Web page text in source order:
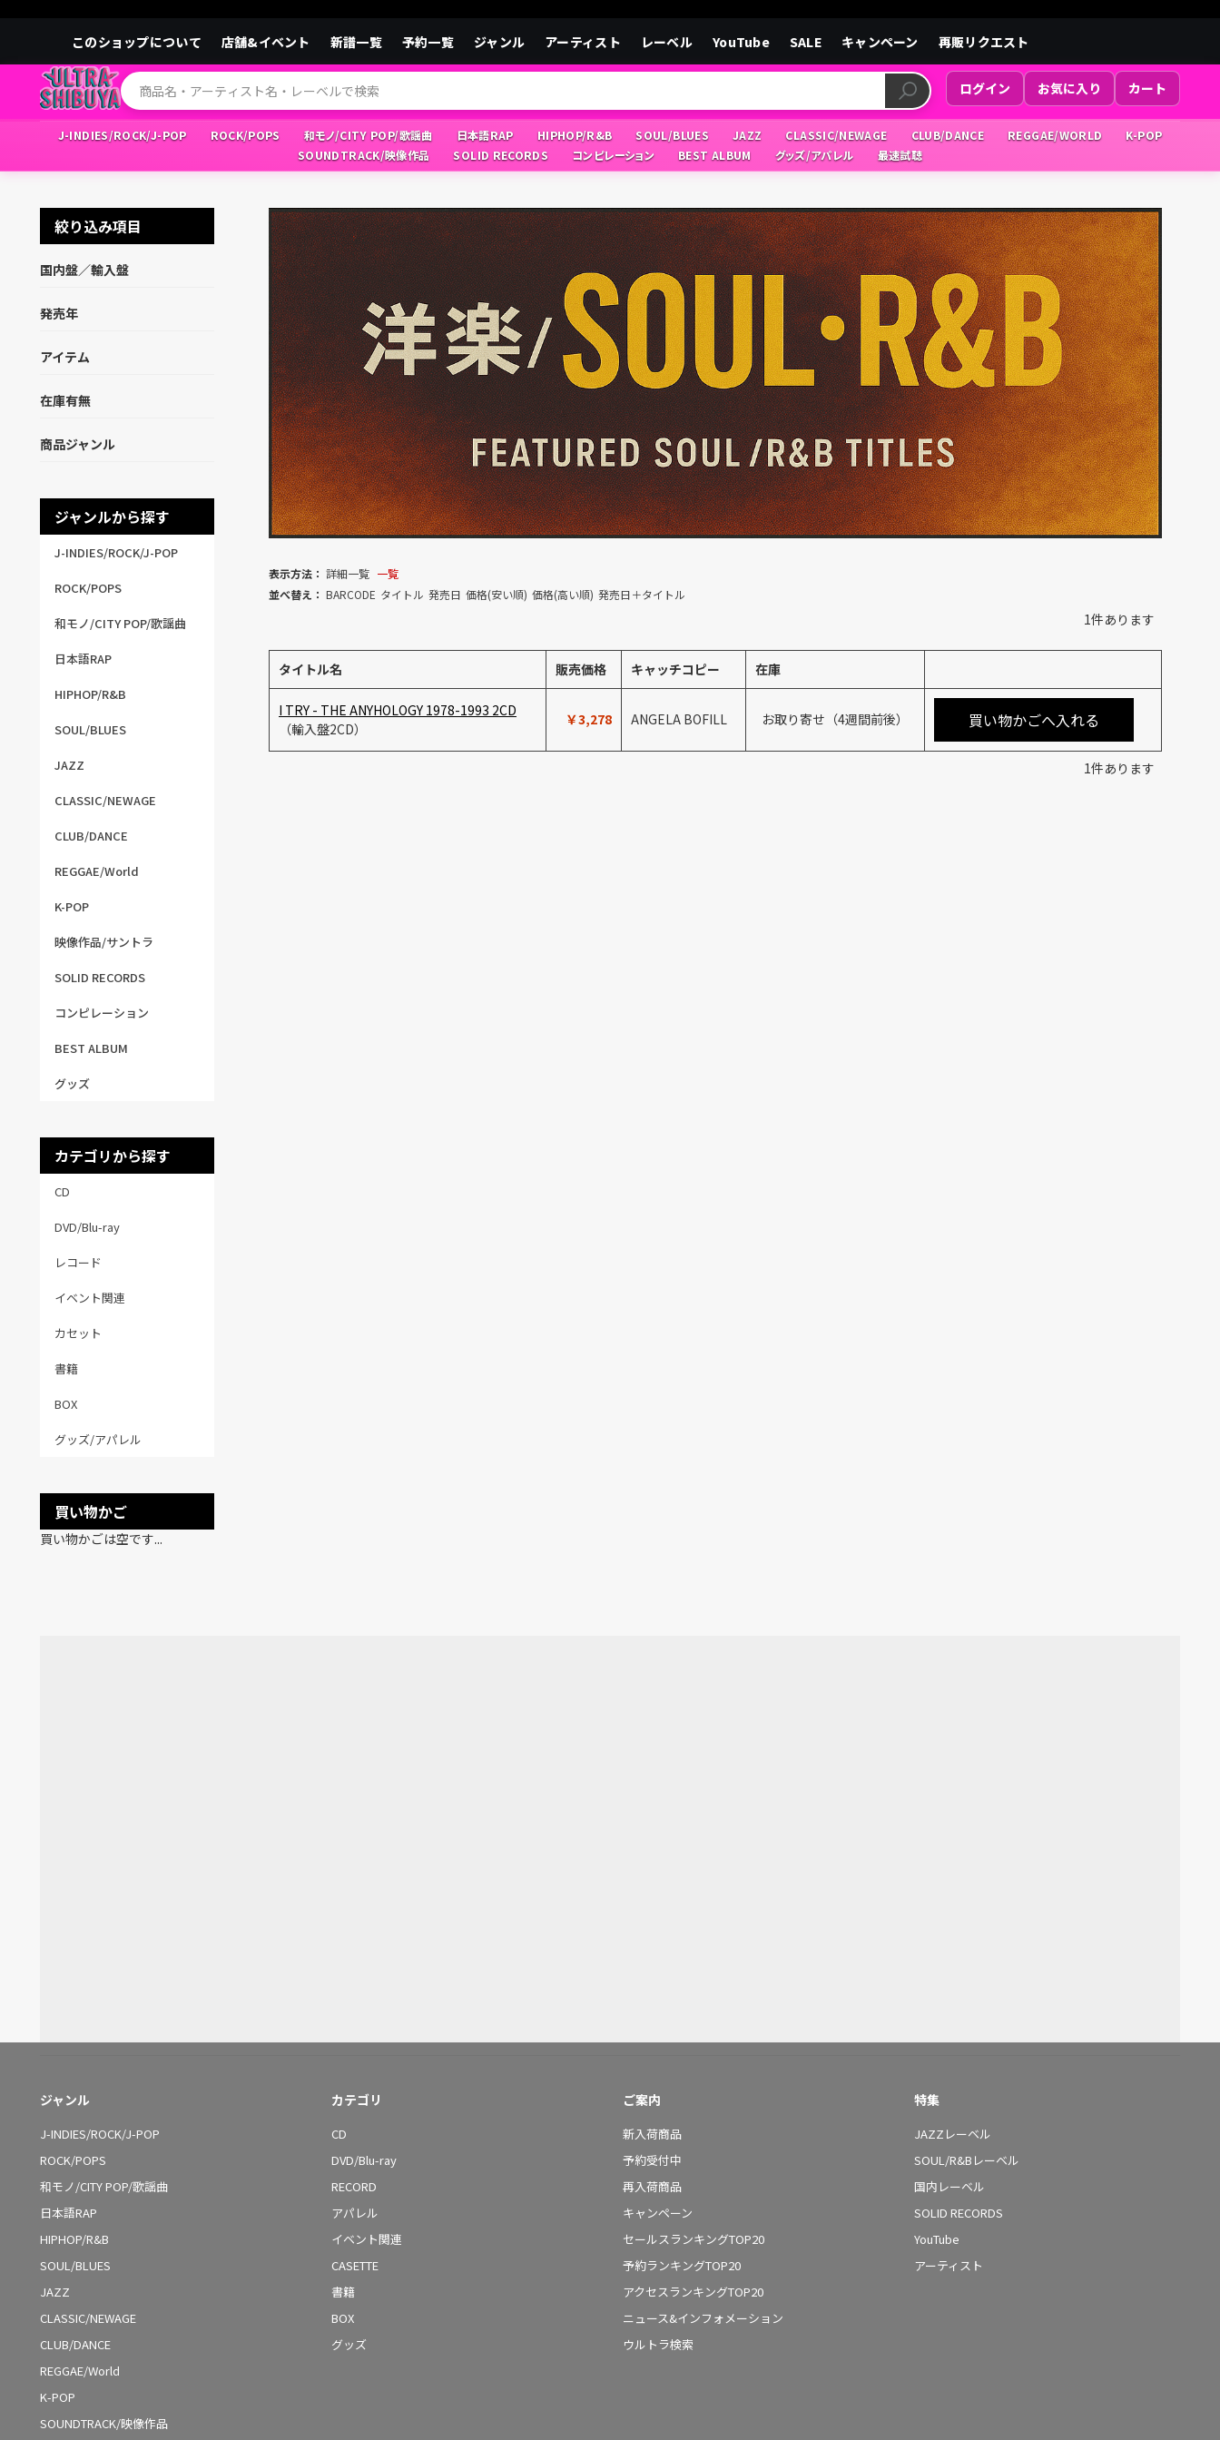
このショップについて 店舗&イベント 新譜一覧 予約一覧 ジャンル アーティスト レーベル YouTube SALE キャンペーン 再販リクエスト
ログイン お気に入り カート
J-INDIES/ROCK/J-POP ROCK/POPS 和モノ/CITY POP/歌謡曲 日本語RAP HIPHOP/R&B SOUL/BLUES JAZZ CLASSIC/NEWAGE CLUB/DANCE REGGAE/WORLD
K-POP
SOUNDTRACK/映像作品
SOLID RECORDS コンピレーション BEST ALBUM グッズ/アパレル 最速試聴
絞り込み項目
国内盤／輸入盤
発売年
アイテム
在庫有無
商品ジャンル
ジャンルから探す
J-INDIES/ROCK/J-POP
ROCK/POPS
和モノ/CITY POP/歌謡曲
日本語RAP
HIPHOP/R&B
SOUL/BLUES
JAZZ
CLASSIC/NEWAGE
CLUB/DANCE
REGGAE/World
K-POP
映像作品/サントラ
SOLID RECORDS
コンピレーション
BEST ALBUM
グッズ
カテゴリから探す
CD
DVD/Blu-ray
レコード
イベント関連
カセット
書籍
BOX
グッズ/アパレル
買い物かご
買い物かごは空です...
表示方法： 詳細一覧 一覧
並べ替え： BARCODE タイトル 発売日 価格(安い順) 価格(高い順) 発売日＋タイトル
1件あります
タイトル名 販売価格 キャッチコピー 在庫
I TRY - THE ANYHOLOGY 1978-1993 2CD
（輸入盤2CD）
￥3,278 ANGELA BOFILL お取り寄せ（4週間前後） 買い物かごへ入れる
1件あります
ジャンル
J-INDIES/ROCK/J-POP
ROCK/POPS
和モノ/CITY POP/歌謡曲
日本語RAP
HIPHOP/R&B
SOUL/BLUES
JAZZ
CLASSIC/NEWAGE
CLUB/DANCE
REGGAE/World
K-POP
SOUNDTRACK/映像作品
カテゴリ
CD
DVD/Blu-ray
RECORD
アパレル
イベント関連
CASETTE
書籍
BOX
グッズ
ご案内
新入荷商品
予約受付中
再入荷商品
キャンペーン
セールスランキングTOP20
予約ランキングTOP20
アクセスランキングTOP20
ニュース&インフォメーション
ウルトラ検索
特集
JAZZレーベル
SOUL/R&Bレーベル
国内レーベル
SOLID RECORDS
YouTube
アーティスト